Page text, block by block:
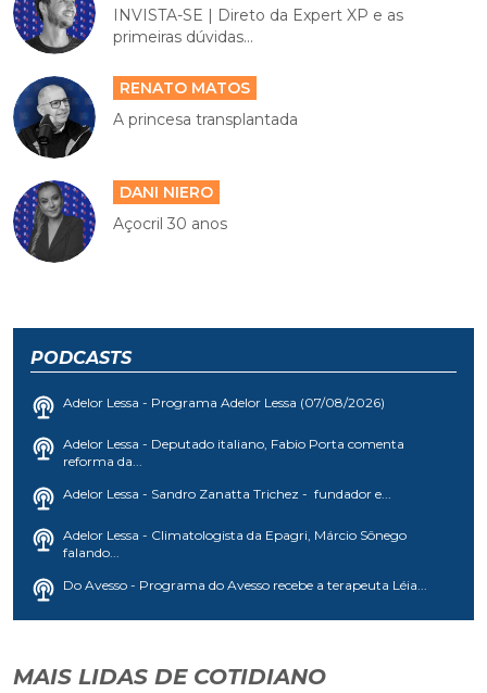
INVISTA-SE | Direto da Expert XP e as
primeiras dúvidas...
RENATO MATOS
A princesa transplantada
DANI NIERO
Açocril 30 anos
PODCASTS
Adelor Lessa - Programa Adelor Lessa (07/08/2026)
Adelor Lessa - Deputado italiano, Fabio Porta comenta
reforma da...
Adelor Lessa - Sandro Zanatta Trichez - fundador e...
Adelor Lessa - Climatologista da Epagri, Márcio Sônego
falando...
Do Avesso - Programa do Avesso recebe a terapeuta Léia...
MAIS LIDAS DE COTIDIANO